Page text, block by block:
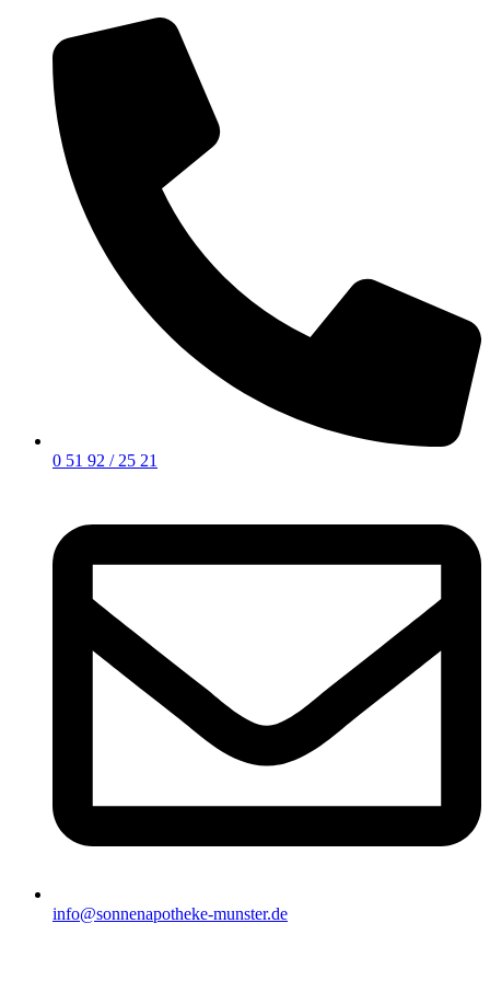
0 51 92 / 25 21
info@sonnenapotheke-munster.de